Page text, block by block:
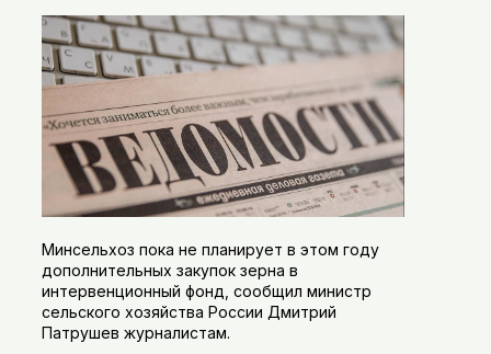
Минсельхоз пока не планирует в этом году
дополнительных закупок зерна в
интервенционный фонд, сообщил министр
сельского хозяйства России Дмитрий
Патрушев журналистам.